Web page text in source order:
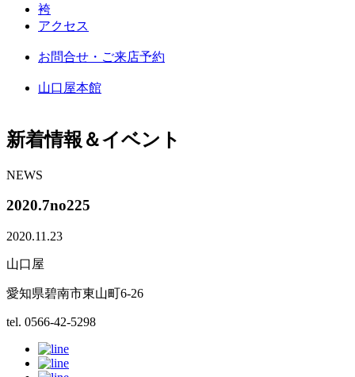
袴
アクセス
お問合せ・ご来店予約
山口屋本館
新着情報＆イベント
NEWS
2020.7no225
2020.11.23
山口屋
愛知県碧南市東山町6-26
tel. 0566-42-5298